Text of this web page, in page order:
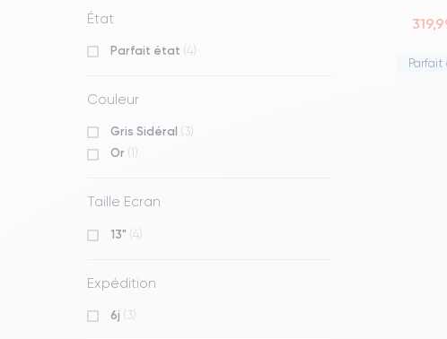
État
Parfait état (4)
Couleur
Gris Sidéral (3)
Or (1)
Taille Ecran
13" (4)
Expédition
6j (3)